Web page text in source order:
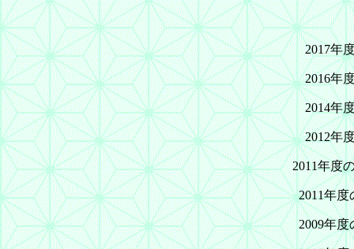
2017年
2016年
2014年
2012年
2011年度
2011年
2009年